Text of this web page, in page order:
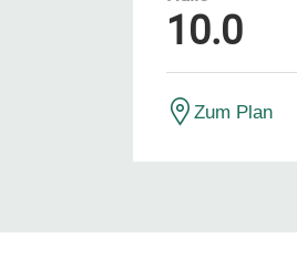
10.0
Zum Plan